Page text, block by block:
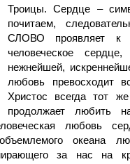
Троицы. Сердце –
почитаем,
СЛОВО проявляет к
человеческое
нежнейшей,
любовь превосходит
Христос всегда тот
продолжает любить
любовь
океана
за нас на